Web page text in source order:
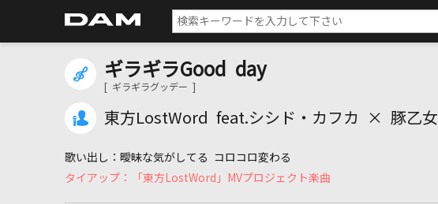
ギラギラGood day
[ ギラギラグッデー ]
東方LostWord feat.シシド・カフカ × 豚乙女
曖昧な気がしてる コロコロ変わる
「東方LostWord」MVプロジェクト楽曲